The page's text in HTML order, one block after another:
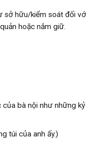
sở hữu/kiểm soát đối
hoặc nắm giữ.
bà nội như những
túi của anh ấy.)